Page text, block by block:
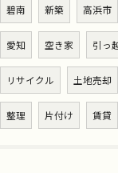
碧南 新築 高浜市
愛知 空き家 引っ
リサイクル 土地売却
整理 片付け 賃貸